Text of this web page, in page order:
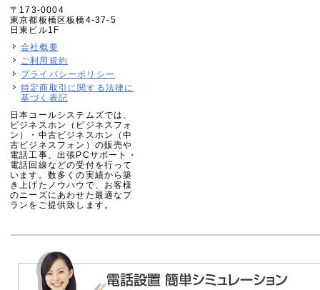
〒173-0004
東京都板橋区板橋4-37-5
日東ビル1F
会社概要
ご利用規約
プライバシーポリシー
特定商取引に関する法律に
基づく表記
日本コールシステムズでは、
ビジネスホン（ビジネスフォ
ン）・中古ビジネスホン（中
古ビジネスフォン）の販売や
電話工事、出張PCサポート・
電話回線などの受付を行って
います。数多くの実績から築
き上げたノウハウで、お客様
のニーズにあわせた最適なプ
ランをご提供致します。